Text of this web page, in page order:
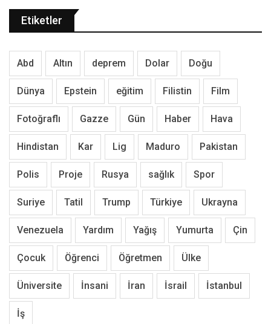
Etiketler
Abd Altın deprem Dolar Doğu
Dünya Epstein eğitim Filistin Film
Fotoğraflı Gazze Gün Haber Hava
Hindistan Kar Lig Maduro Pakistan
Polis Proje Rusya sağlık Spor
Suriye Tatil Trump Türkiye Ukrayna
Venezuela Yardım Yağış Yumurta Çin
Çocuk Öğrenci Öğretmen Ülke
Üniversite İnsani İran İsrail İstanbul
İş